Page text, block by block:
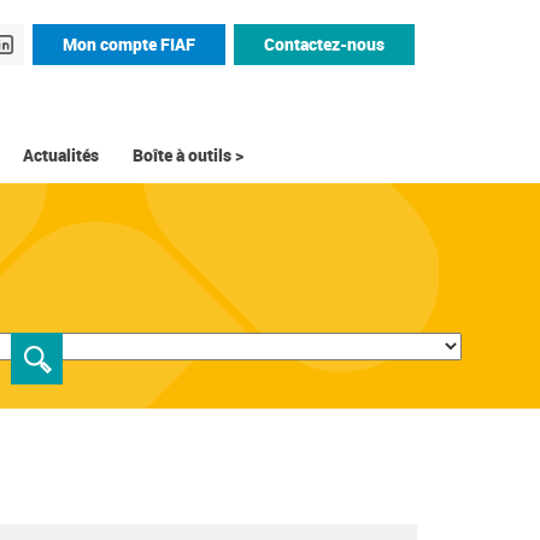
Mon compte FIAF Contactez-nous
Actualités Boîte à outils >